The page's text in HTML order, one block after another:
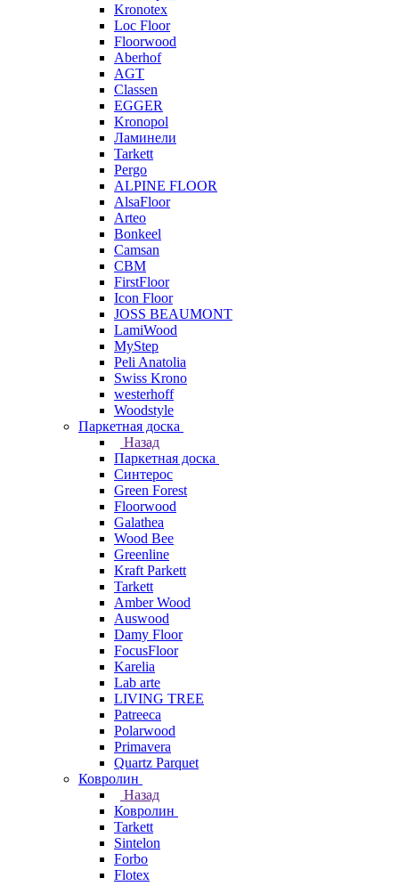
Kronotex
Loc Floor
Floorwood
Aberhof
AGT
Classen
EGGER
Kronopol
Ламинели
Tarkett
Pergo
ALPINE FLOOR
AlsaFloor
Arteo
Bonkeel
Camsan
CBM
FirstFloor
Icon Floor
JOSS BEAUMONT
LamiWood
MyStep
Peli Anatolia
Swiss Krono
westerhoff
Woodstyle
Паркетная доска
Назад
Паркетная доска
Синтерос
Green Forest
Floorwood
Galathea
Wood Bee
Greenline
Kraft Parkett
Tarkett
Amber Wood
Auswood
Damy Floor
FocusFloor
Karelia
Lab arte
LIVING TREE
Patreeca
Polarwood
Primavera
Quartz Parquet
Ковролин
Назад
Ковролин
Tarkett
Sintelon
Forbo
Flotex